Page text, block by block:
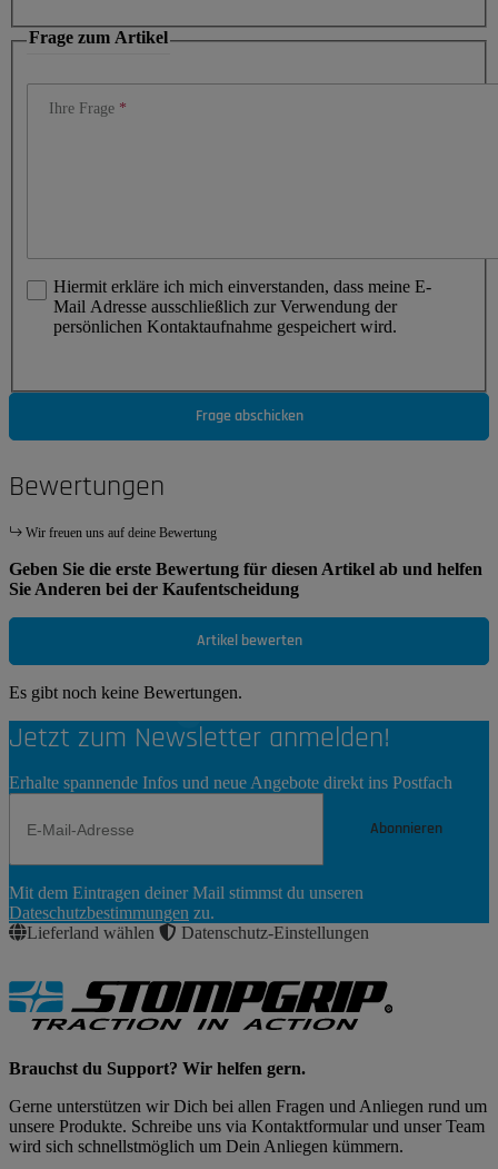
Frage zum Artikel
Ihre Frage
Hiermit erkläre ich mich einverstanden, dass meine E-
Mail Adresse ausschließlich zur Verwendung der
persönlichen Kontaktaufnahme gespeichert wird.
Frage abschicken
Bewertungen
Wir freuen uns auf deine Bewertung
Geben Sie die erste Bewertung für diesen Artikel ab und helfen
Sie Anderen bei der Kaufentscheidung
Artikel bewerten
Es gibt noch keine Bewertungen.
Jetzt zum Newsletter anmelden!
Erhalte spannende Infos und neue Angebote direkt ins Postfach
Abonnieren
Abonnieren
Mit dem Eintragen deiner Mail stimmst du unseren
Dateschutzbestimmungen zu.
Lieferland wählen
Datenschutz-Einstellungen
Brauchst du Support? Wir helfen gern.
Gerne unterstützen wir Dich bei allen Fragen und Anliegen rund um
unsere Produkte. Schreibe uns via Kontaktformular und unser Team
wird sich schnellstmöglich um Dein Anliegen kümmern.